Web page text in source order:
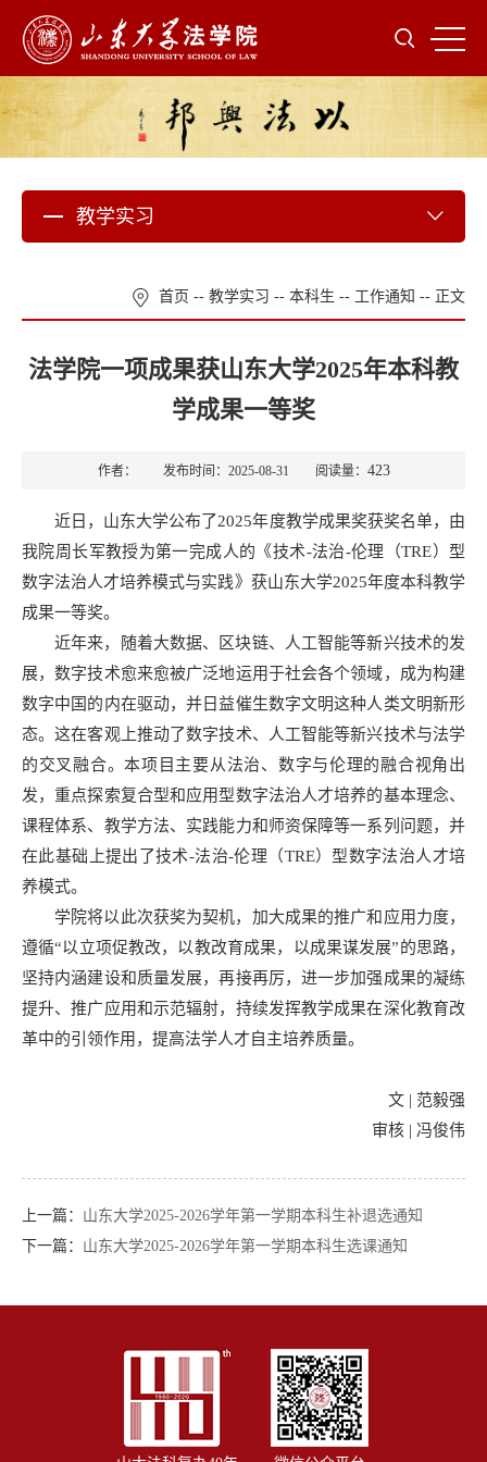
教学实习
首页 -- 教学实习 -- 本科生 -- 工作通知 -- 正文
法学院一项成果获山东大学2025年本科教
学成果一等奖
作者： 发布时间：2025-08-31 阅读量： 423
近日，山东大学公布了2025年度教学成果奖获奖名单，由
我院周长军教授为第一完成人的《技术-法治-伦理（TRE）型
数字法治人才培养模式与实践》获山东大学2025年度本科教学
成果一等奖。
近年来，随着大数据、区块链、人工智能等新兴技术的发
展，数字技术愈来愈被广泛地运用于社会各个领域，成为构建
数字中国的内在驱动，并日益催生数字文明这种人类文明新形
态。这在客观上推动了数字技术、人工智能等新兴技术与法学
的交叉融合。本项目主要从法治、数字与伦理的融合视角出
发，重点探索复合型和应用型数字法治人才培养的基本理念、
课程体系、教学方法、实践能力和师资保障等一系列问题，并
在此基础上提出了技术-法治-伦理（TRE）型数字法治人才培
养模式。
学院将以此次获奖为契机，加大成果的推广和应用力度，
遵循“以立项促教改，以教改育成果，以成果谋发展”的思路，
坚持内涵建设和质量发展，再接再厉，进一步加强成果的凝练
提升、推广应用和示范辐射，持续发挥教学成果在深化教育改
革中的引领作用，提高法学人才自主培养质量。
文 | 范毅强
审核 | 冯俊伟
上一篇： 山东大学2025-2026学年第一学期本科生补退选通知
下一篇： 山东大学2025-2026学年第一学期本科生选课通知